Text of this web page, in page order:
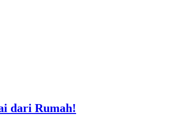
dari Rumah!